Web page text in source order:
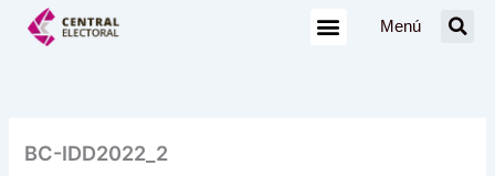
Menú
BC-IDD2022_2